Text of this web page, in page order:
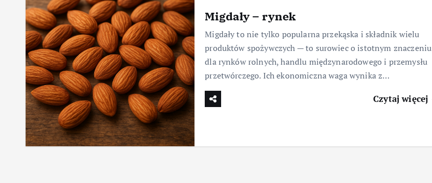
Migdały – rynek
Migdały to nie tylko popularna przekąska i składnik wielu
produktów spożywczych — to surowiec o istotnym znaczeniu
dla rynków rolnych, handlu międzynarodowego i przemysłu
przetwórczego. Ich ekonomiczna waga wynika z…
Czytaj więcej